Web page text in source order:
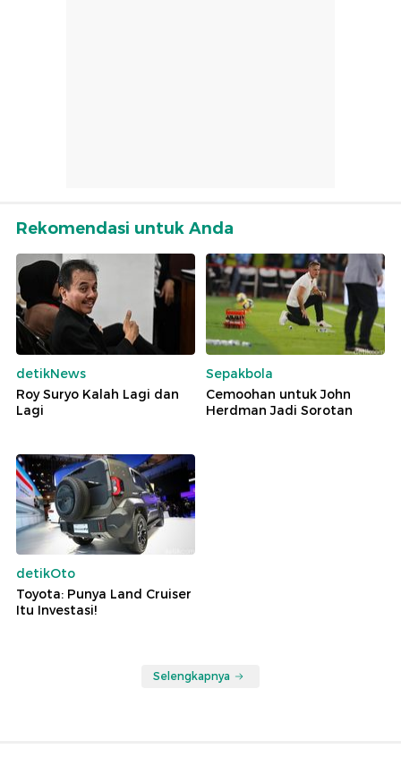
Rekomendasi untuk Anda
detikNews
Roy Suryo Kalah Lagi dan
Lagi
Sepakbola
Cemoohan untuk John
Herdman Jadi Sorotan
detikOto
Toyota: Punya Land Cruiser
Itu Investasi!
Selengkapnya